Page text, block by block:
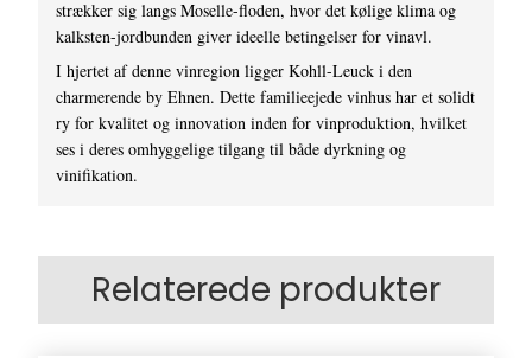
strækker sig langs Moselle-floden, hvor det kølige klima og
kalksten-jordbunden giver ideelle betingelser for vinavl.
I hjertet af denne vinregion ligger Kohll-Leuck i den
charmerende by Ehnen. Dette familieejede vinhus har et solidt
ry for kvalitet og innovation inden for vinproduktion, hvilket
ses i deres omhyggelige tilgang til både dyrkning og
vinifikation.
Relaterede produkter